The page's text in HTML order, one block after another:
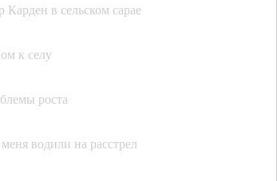
Карден в сельском сарае
к селу
роста
водили на расстрел